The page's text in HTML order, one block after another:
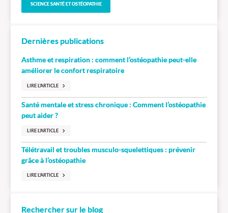
SCIENCE SANTÉ ET OSTÉOPATHIE
Dernières publications
Asthme et respiration : comment l’ostéopathie peut-elle
améliorer le confort respiratoire
LIRE L'ARTICLE
Santé mentale et stress chronique : Comment l’ostéopathie
peut aider ?
LIRE L'ARTICLE
Télétravail et troubles musculo-squelettiques : prévenir
grâce à l’ostéopathie
LIRE L'ARTICLE
Rechercher sur le blog